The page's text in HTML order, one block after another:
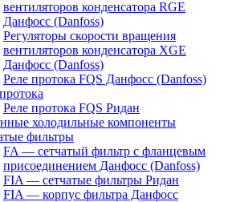
вентиляторов конденсатора RGE
Данфосс (Danfoss)
Регуляторы скорости вращения
вентиляторов конденсатора XGE
Данфосс (Danfoss)
Реле протока FQS Данфосс (Danfoss)
Реле протока FQS Ридан
холодильные компоненты
фильтры
FA — сетчатый фильтр с фланцевым
присоединением Данфосс (Danfoss)
FIA — сетчатые фильтры Ридан
FIA — корпус фильтра Данфосс